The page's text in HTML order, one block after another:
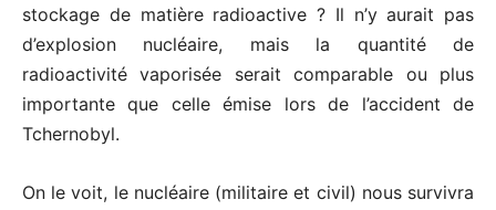
stockage de matière radioactive ? Il n’y aurait pas
d’explosion nucléaire, mais la quantité de
radioactivité vaporisée serait comparable ou plus
importante que celle émise lors de l’accident de
Tchernobyl.
On le voit, le nucléaire (militaire et civil) nous survivra